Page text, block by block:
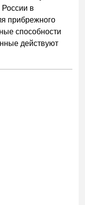
в
прибрежного
способности
действуют